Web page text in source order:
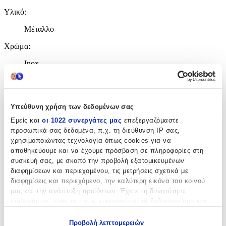
Υπεύθυνη χρήση των δεδομένων σας
Εμείς και οι 1022 συνεργάτες μας επεξεργαζόμαστε
προσωπικά σας δεδομένα, π.χ. τη διεύθυνση IP σας,
χρησιμοποιώντας τεχνολογία όπως cookies για να
αποθηκεύουμε και να έχουμε πρόσβαση σε πληροφορίες στη
συσκευή σας, με σκοπό την προβολή εξατομικευμένων
διαφημίσεων και περιεχομένου, τις μετρήσεις σχετικά με
διαφημίσεις και περιεχόμενο, την καλύτερη εικόνα του κοινού
μας και την ανάπτυξη προϊόντων. Έχετε τη δυνατότητα
Προβολή λεπτομερειών
Υλικό:
Μέταλλο
Χρώμα:
Inox
Τεμάχια
Αξιολογήσεις
Προς το παρόν δεν υπάρχουν άλλες αξιολογήσεις. Όταν
προστεθούν, θα εμφανιστούν εδώ.
Πώς υπολογίζεται η βαθμολογία
Η τελική βαθμολογία βασίζεται αποκλειστικά σε κριτικές χρηστών
που έχουν πραγματοποιήσει αγορά μέσω SHOPFLIX ή έχουν
Γράψου στο Νewsletter μας για νέα & προσφορές!